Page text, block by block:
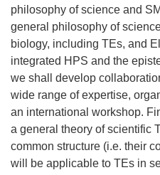
philosophy of science and
general philosophy of
biology, including TEs, and
integrated HPS and the
we shall develop
wide range of expertise,
an international workshop.
a general theory of scientific
common structure (i.e. their
will be applicable to TEs in